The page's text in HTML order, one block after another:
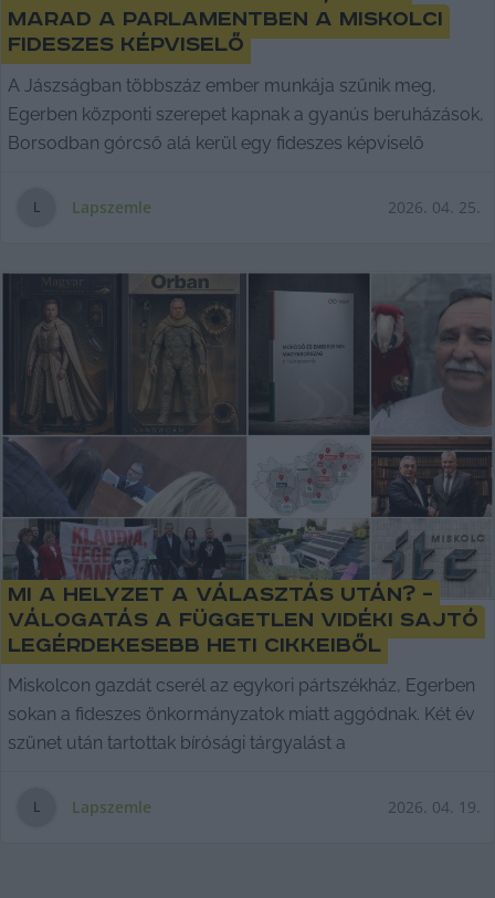
marad a parlamentben a miskolci
fideszes képviselő
A Jászságban többszáz ember munkája szűnik meg,
Egerben központi szerepet kapnak a gyanús beruházások,
Borsodban górcső alá kerül egy fideszes képviselő
L Lapszemle 2026. 04. 25.
Mi a helyzet a választás után? –
válogatás a független vidéki sajtó
legérdekesebb heti cikkeiből
Miskolcon gazdát cserél az egykori pártszékház, Egerben
sokan a fideszes önkormányzatok miatt aggódnak. Két év
szünet után tartottak bírósági tárgyalást a
L Lapszemle 2026. 04. 19.